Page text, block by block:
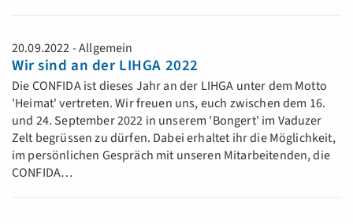
20.09.2022 - Allgemein
Wir sind an der LIHGA 2022
Die CONFIDA ist dieses Jahr an der LIHGA unter dem Motto
'Heimat' vertreten. Wir freuen uns, euch zwischen dem 16.
und 24. September 2022 in unserem 'Bongert' im Vaduzer
Zelt begrüssen zu dürfen. Dabei erhaltet ihr die Möglichkeit,
im persönlichen Gespräch mit unseren Mitarbeitenden, die
CONFIDA…